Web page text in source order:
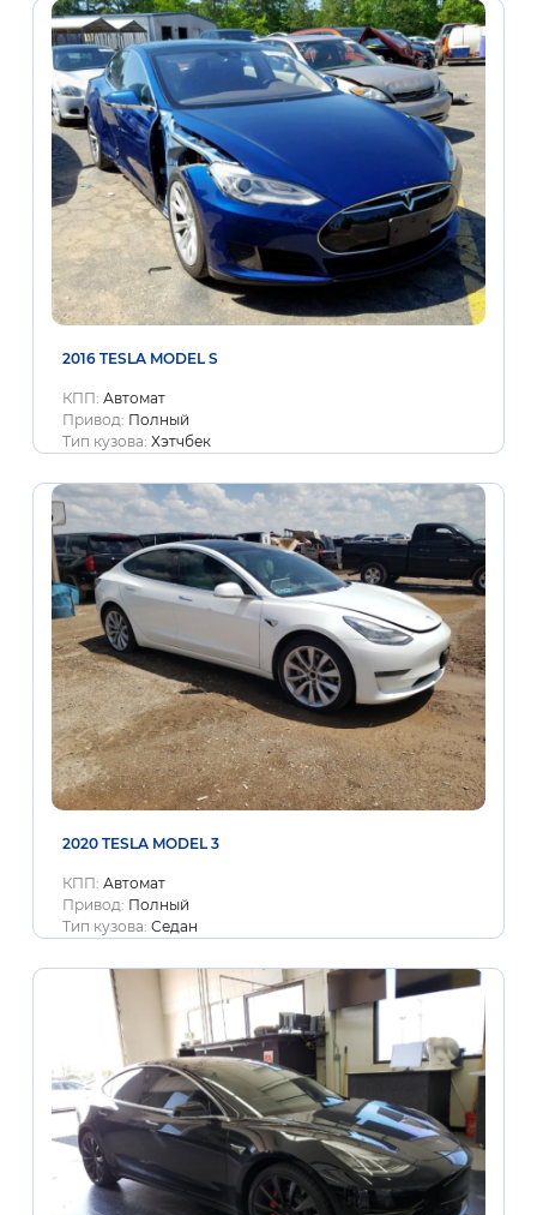
2016 TESLA MODEL S
КПП: Автомат
Привод: Полный
Тип кузова: Хэтчбек
2020 TESLA MODEL 3
КПП: Автомат
Привод: Полный
Тип кузова: Седан